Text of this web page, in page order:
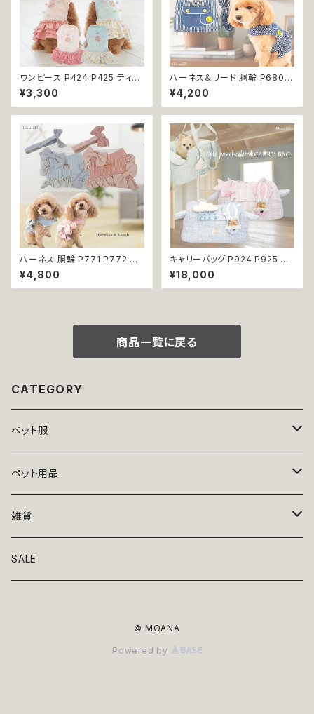
ワンピース P424 P425 ティア
ード ドット 水玉 ハンドメイド ド
ッグウェア 春夏 ドッグウエア ド
ッグ ウェア 犬 猫 ペット 服 犬服
服 小型 おしゃれ かわいい 返品
交換不可
¥3,300
ハーネス＆リード 胴輪 P680 P
681 ハーネス リード 一体型 セ
ット 引っ張り防止 お出掛け 散
歩 ドッグウエア 犬 猫 ペット 服
型犬 返品交換不可
¥4,200
ハーネス 胴輪 P771 P772 パ
ステルカラー 引っ張り防止 散歩
お出掛け ドッグウエア 犬 猫 ペ
ット 服 犬服 猫服 かわいい おし
¥4,800
キャリーバッグ P924 P925 キ
ャリーケース ショルダーバッグ
ボストンバッグ お出掛け 散歩
旅行 避難用 防災 犬 猫 ペット
¥18,000
商品一覧に戻る
CATEGORY
ペット服
トップス
ニット
アロハ
ボトムス
ワンピース
ペット用品
ベッド
リード・首輪
雑貨
アート
SALE
© MOANA
Powered by